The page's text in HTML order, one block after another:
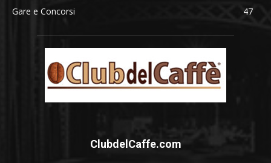
Gare e Concorsi
47
ClubdelCaffe.com